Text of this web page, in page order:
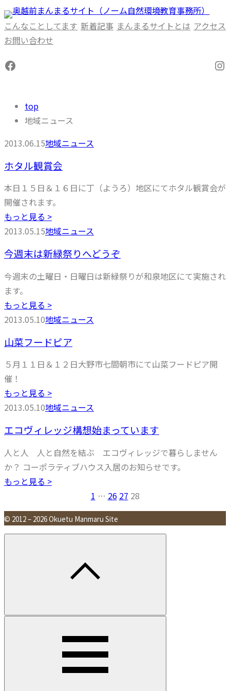
内
容
を
キ
こんなことしてます 新着記事 まんまるサイトとは アクセス
お問い合わせ
Facebook
top
地域ニュース
2013.06.15地域ニュース
ホタル観賞会
本日１５日＆１６日に丁（ようろ）地区にてホタル観賞会が
開催されます。
もっと見る >
2013.05.15地域ニュース
今週末は新緑祭りへどうぞ
今週末の土曜日・日曜日は新緑祭りが和泉地区にて実施され
ます。
もっと見る >
2013.05.10地域ニュース
山菜フードピア
５月１１日＆１２日大野市七間朝市にて山菜フードピア開
催！
もっと見る >
2013.05.10地域ニュース
エコヴィレッジ構想始まっています
人と人 人と自然を結ぶ エコヴィレッジで暮らしません
か？ コーポラティブハウス入居のお知らせです。
もっと見る >
1 … 26 27 28
© 2012 – 2026 Okuetu Manmaru Site